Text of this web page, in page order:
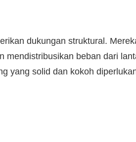
dukungan struktural.
mendistribusikan beban dari
yang solid dan kokoh